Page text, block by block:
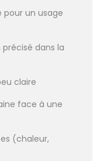
pour un usage
dans la
claire
face à une
(chaleur,